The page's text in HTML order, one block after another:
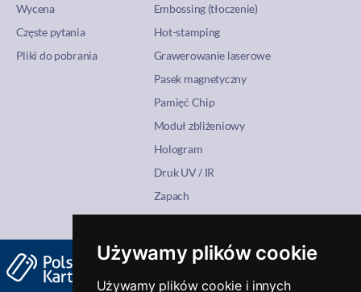
Używamy plików cookie
Używamy plików cookie i innych
Wycena
Częste pytania
Pliki do pobrania
Embossing (tłoczenie)
Hot-stamping
Grawerowanie laserowe
Pasek magnetyczny
Pamięć Chip
Moduł zbliżeniowy
Hologram
Druk UV / IR
Zapach
Dane rejestrowe:
222-06-84-266